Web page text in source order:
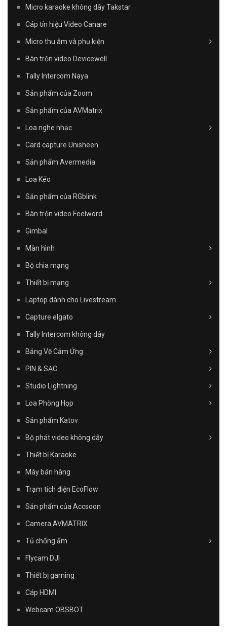
Micro karaoke không dây Takstar
Cáp tín hiệu Video Canare
Micro thu âm và phụ kiện
Bàn trộn video Devicewell
Tally Intercom Naya
Sản phẩm của Zoom
Sản phẩm của AVMatrix
Loa nghe nhạc
Card capture Unisheen
Sản phẩm Avermedia
Loa Kéo
Sản phẩm của RGblink
Bàn trộn video Feelword
Gimbal
Màn hình
Bộ chia mạng
Thiết bị mạng
Laptop dành cho Livestream
Capture elgato
Tally Intercom không dây
Bảng Vẽ Cảm Ứng
PIN & SẠC
Studio Lightning
Loa Phòng Họp
Sản phẩm Katov
Bộ phát video không dây
Thiết bị Karaoke
Máy bán hàng
Trạm tích điện EcoFlow
Sản phẩm của Accsoon
Camera AVMATRIX
Tủ chống ẩm
Flycam DJI
Thiết bị gaming
Cáp HDMI
Webcam OBSBOT